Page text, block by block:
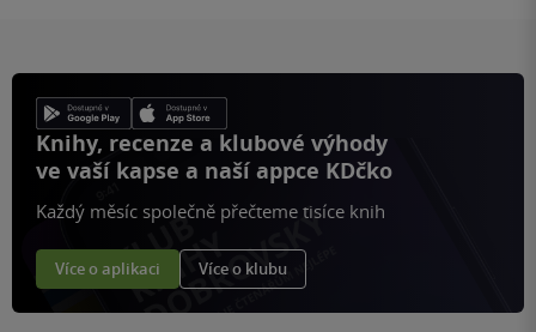
Knihy, recenze a klubové výhody
ve vaší kapse a naší appce KDčko
Každý měsíc společně přečteme tisíce knih
Více o aplikaci Více o klubu